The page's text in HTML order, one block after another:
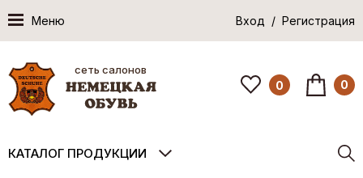
Меню Вход / Регистрация
сеть салонов
0 0
КАТАЛОГ ПРОДУКЦИИ